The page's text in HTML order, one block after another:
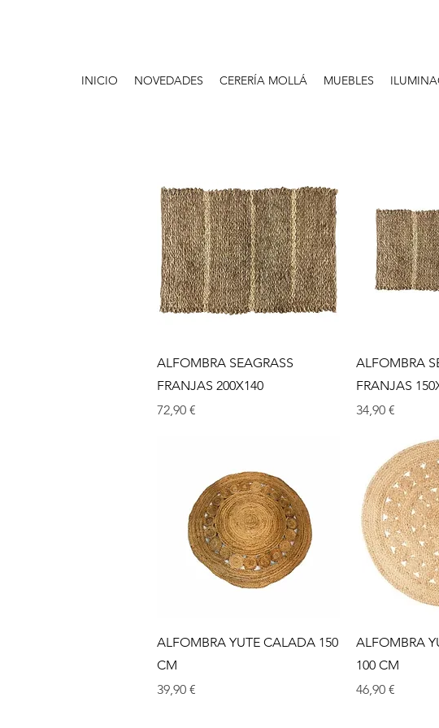
INICIO NOVEDADES CERERÍA MOLLÁ MUEBLES
Vista rápida
ALFOMBRA SEAGRASS
FRANJAS 200X140
Precio
72,90 €
ALFOMBRA
FRANJAS
Precio
34,90 €
Vista rápida
ALFOMBRA YUTE CALADA 150
CM
Precio
39,90 €
ALFOMBRA
100 CM
Precio
46,90 €